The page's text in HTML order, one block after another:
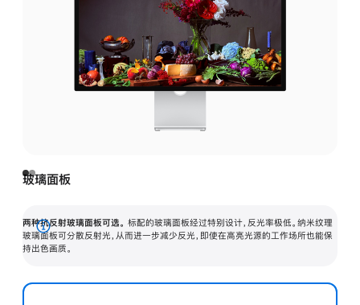
玻璃面板
两种抗反射玻璃面板可选。 标配的玻璃面板经过特别设计，反光率极低。纳米纹理
玻璃面板可分散反射光，从而进一步减少反光，即使在高亮光源的工作场所也能保
持出色画质。
展
开